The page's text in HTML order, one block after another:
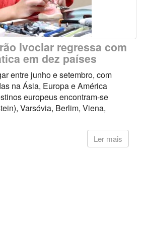
Ivoclar regressa com
em dez países
entre junho e setembro, com
na Ásia, Europa e América
europeus encontram-se
Varsóvia, Berlim, Viena,
Ler mais